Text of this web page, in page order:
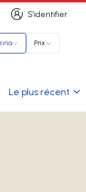
S’identifier
S’identifier
Prix
Le plus récent